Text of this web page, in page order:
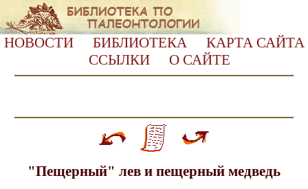
НОВОСТИ БИБЛИОТЕКА
КАРТА САЙТА
ССЫЛКИ
О САЙТЕ
"Пещерный" лев и пещерный медведь